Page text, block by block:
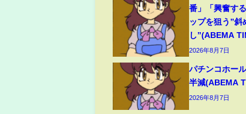
番」「興奮す
ップを狙う”斜
し”(ABEMA
2026年8月7日
パチンコホー
半減(ABEMA
2026年8月7日